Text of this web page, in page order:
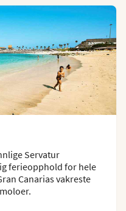
Servatur
ferieopphold for hele
Canarias vakreste